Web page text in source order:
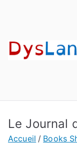
Le Journal
Accueil Books